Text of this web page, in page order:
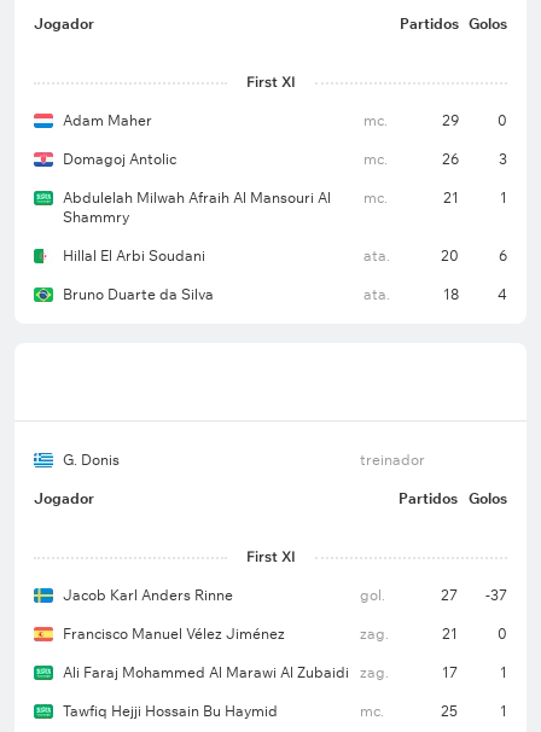
Jogador Partidos Golos
First XI
Adam Maher mc. 29 0
Domagoj Antolic mc. 26 3
Abdulelah Milwah Afraih Al Mansouri Al
Shammry
mc. 21 1
Hillal El Arbi Soudani ata. 20 6
Bruno Duarte da Silva ata. 18 4
G. Donis treinador
Jogador Partidos Golos
First XI
Jacob Karl Anders Rinne gol. 27 -37
Francisco Manuel Vélez Jiménez zag. 21 0
Ali Faraj Mohammed Al Marawi Al Zubaidi zag. 17 1
Tawfiq Hejji Hossain Bu Haymid mc. 25 1